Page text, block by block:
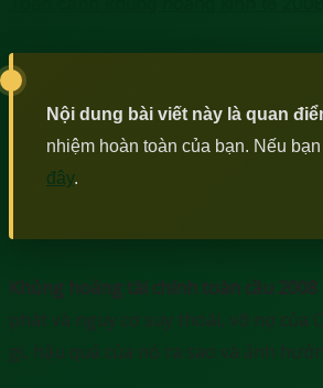
Nội dung bài viết này là quan
nhiệm hoàn toàn của bạn. Nếu
đây.
Khủng hoảng tài chính toàn cầu 2008
phát và nguy cơ suy thoái, vỡ nợ
gì, hậu quả của nó ra sao và ảnh